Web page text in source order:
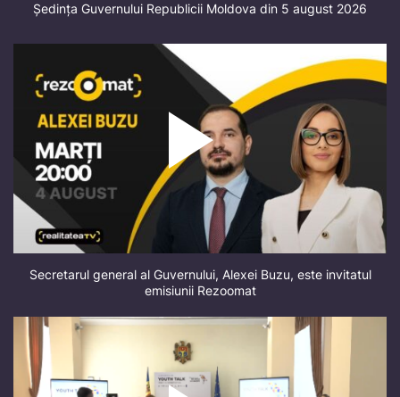
Ședința Guvernului Republicii Moldova din 5 august 2026
Secretarul general al Guvernului, Alexei Buzu, este invitatul
emisiunii Rezoomat